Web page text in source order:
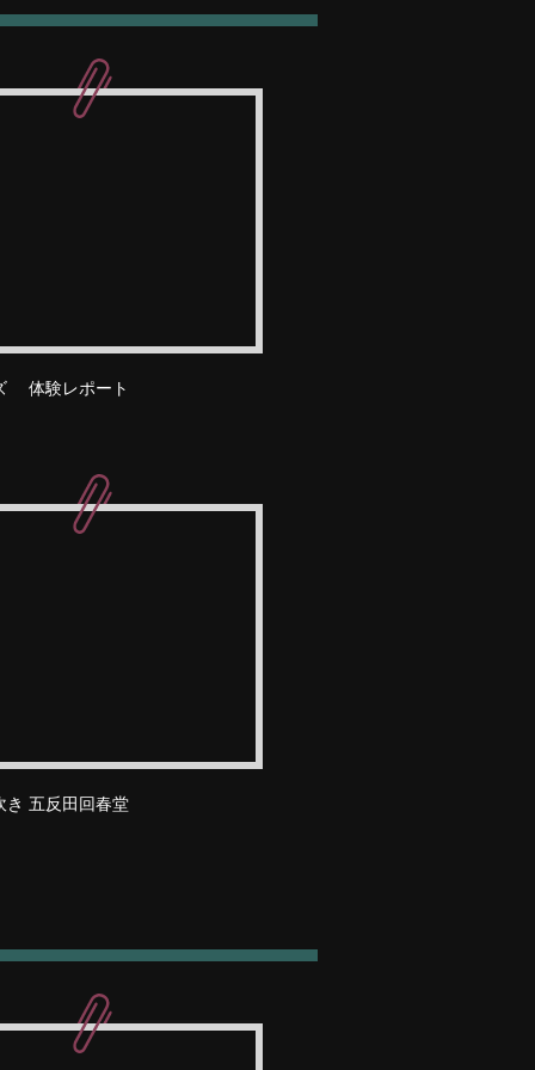
体験レポート
き 五反田回春堂